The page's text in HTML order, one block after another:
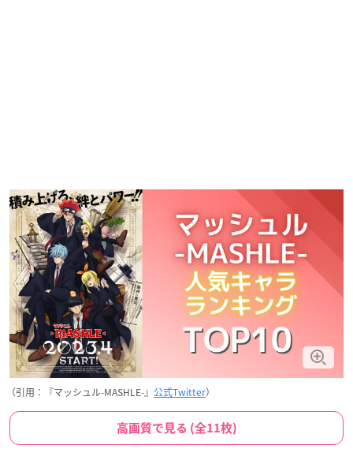
（引用：『マッシュル-MASHLE-』 公式Twitter）
高画質で見る (全11枚)